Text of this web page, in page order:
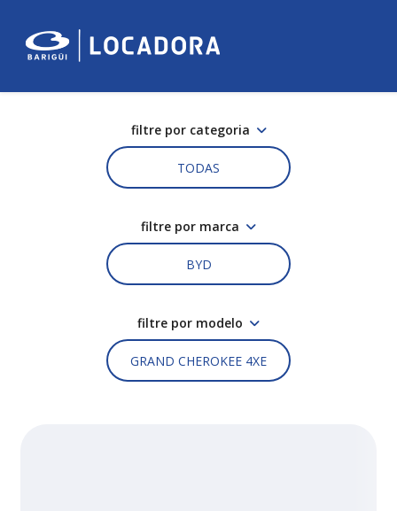
filtre por categoria
TODAS
filtre por marca
BYD
filtre por modelo
GRAND CHEROKEE 4XE